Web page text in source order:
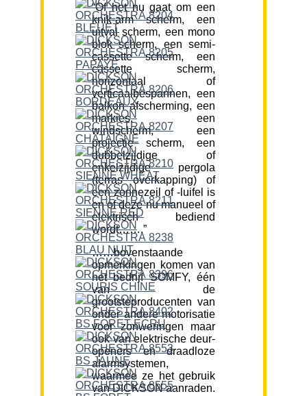
“Of het nu gaat om een
knik-arm scherm, een
uitval scherm, een mono
blok scherm, een semi-
cassette scherm, een
cassette scherm,
horizontaal of
verticaalbespannen, een
balkon afscherming, een
markies, een
windscherm, een
projectie scherm, een
dubbelzijdige of
enkelzijdige pergola
(terras overkapping) of
een zonnezeil of -luifel is
en of deze nu manueel of
elektrisch bediend
wordt…….”
……bovenstaande
opmerkingen komen van
het bedrijf SOMFY, één
van de
grootsteproducenten van
onder andere motorisatie
voor zonweringen maar
ook van elektrische deur-
openers en draadloze
alarmsystemen,
waarmee ze het gebruik
van DICKSON aanraden.